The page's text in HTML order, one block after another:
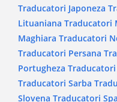
Traducatori Japoneza
Lituaniana Traducatori
Maghiara Traducatori
Traducatori Persana
Portugheza Traducatori
Traducatori Sarba
Slovena Traducatori